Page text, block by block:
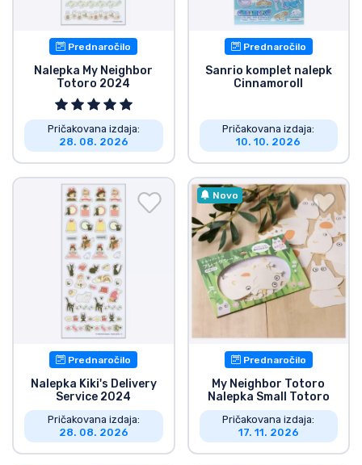
Prednaročilo
Nalepka My Neighbor
Totoro 2024
Pričakovana izdaja:
28. 08. 2026
Prednaročilo
Sanrio komplet nalepk
Cinnamoroll
Pričakovana izdaja:
10. 10. 2026
Prednaročilo
Nalepka Kiki's Delivery
Service 2024
Pričakovana izdaja:
28. 08. 2026
Novo
Prednaročilo
My Neighbor Totoro
Nalepka Small Totoro
Pričakovana izdaja:
17. 11. 2026